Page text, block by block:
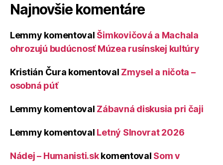
Najnovšie komentáre
Lemmy komentoval Šimkovičová a Machala
ohrozujú budúcnosť Múzea rusínskej kultúry
Kristián Čura komentoval Zmysel a ničota –
osobná púť
Lemmy komentoval Zábavná diskusia pri čaji
Lemmy komentoval Letný Slnovrat 2026
Nádej – Humanisti.skkomentoval Som v